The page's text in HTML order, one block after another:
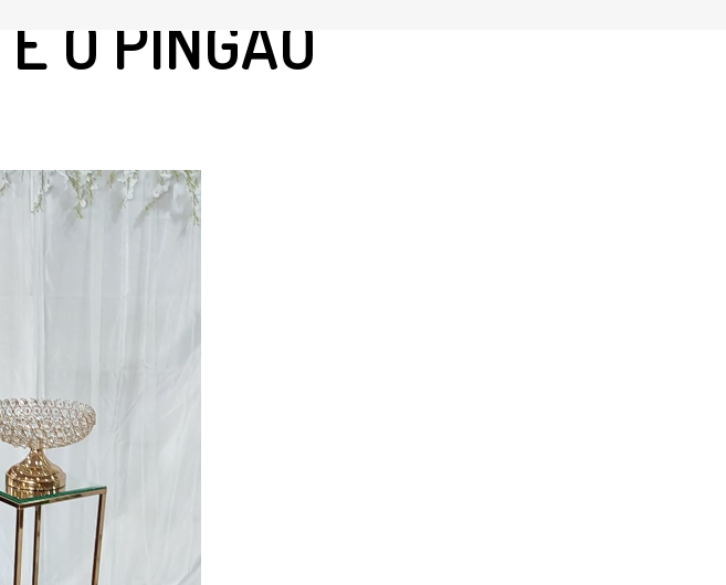
O PINGÃO